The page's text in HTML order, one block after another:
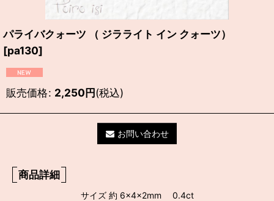
パライバクォーツ （ ジラライト イン クォーツ）
[pa130]
販売価格: 2,250円(税込)
お問い合わせ
商品詳細
サイズ 約 6×4×2mm 0.4ct